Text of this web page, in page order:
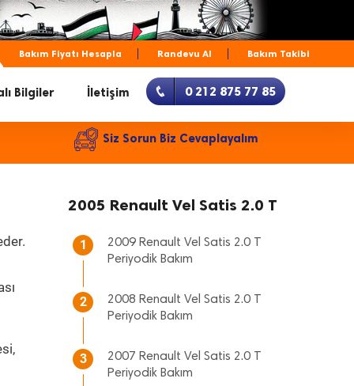
Bakım Fiyatı Hesapla Randevu Al Bakım Takibi
Bilgiler İletişim 0 212 875 77 85
Siz Sorun Biz Cevaplayalım
2005 Renault Vel Satis 2.0 T
1
2009 Renault Vel Satis 2.0 T
Periyodik Bakım
2
2008 Renault Vel Satis 2.0 T
Periyodik Bakım
3
2007 Renault Vel Satis 2.0 T
Periyodik Bakım